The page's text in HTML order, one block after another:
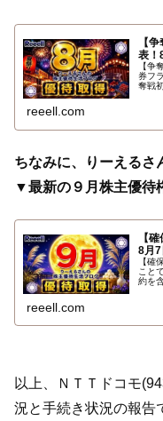
【
表！
【争
券フ
奪戦
含む
reeell.com
ちなみに、りーえるさ
▼最新の９月株主優待
【
8月
【確
こと
約を
reeell.com
以上、ＮＴＴドコモ
況と手続き状況の報告